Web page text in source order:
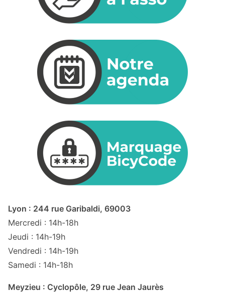
Lyon : 244 rue Garibaldi, 69003
Mercredi : 14h-18h
Jeudi : 14h-19h
Vendredi : 14h-19h
Samedi : 14h-18h
Meyzieu : Cyclopôle, 29 rue Jean Jaurès